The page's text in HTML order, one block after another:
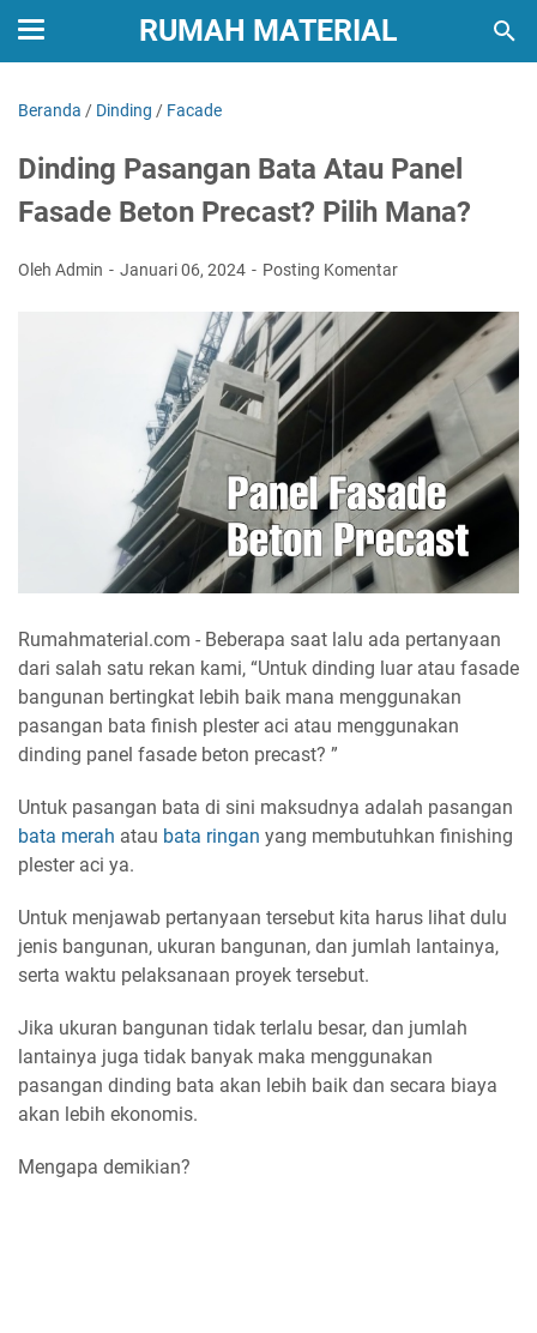
RUMAH MATERIAL
Beranda / Dinding / Facade
Dinding Pasangan Bata Atau Panel
Fasade Beton Precast? Pilih Mana?
Oleh Admin Januari 06, 2024 Posting Komentar
Rumahmaterial.com - Beberapa saat lalu ada pertanyaan
dari salah satu rekan kami, “Untuk dinding luar atau fasade
bangunan bertingkat lebih baik mana menggunakan
pasangan bata finish plester aci atau menggunakan
dinding panel fasade beton precast? ”
Untuk pasangan bata di sini maksudnya adalah pasangan
bata merah atau bata ringan yang membutuhkan finishing
plester aci ya.
Untuk menjawab pertanyaan tersebut kita harus lihat dulu
jenis bangunan, ukuran bangunan, dan jumlah lantainya,
serta waktu pelaksanaan proyek tersebut.
Jika ukuran bangunan tidak terlalu besar, dan jumlah
lantainya juga tidak banyak maka menggunakan
pasangan dinding bata akan lebih baik dan secara biaya
akan lebih ekonomis.
Mengapa demikian?